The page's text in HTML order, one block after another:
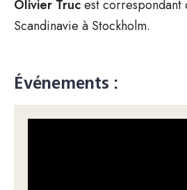
Olivier Trucest correspondant
Scandinavie à Stockholm.
Événements :